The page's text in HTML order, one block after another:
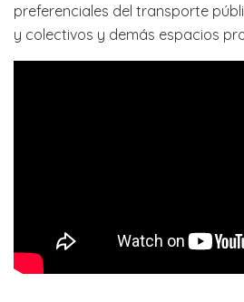
preferenciales del transporte
y colectivos y demás espacios